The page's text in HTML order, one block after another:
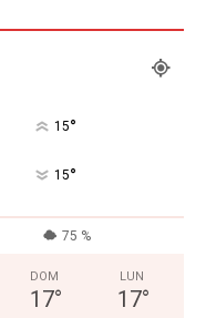
15°
15°
75 %
DOM
17°
LUN
17°